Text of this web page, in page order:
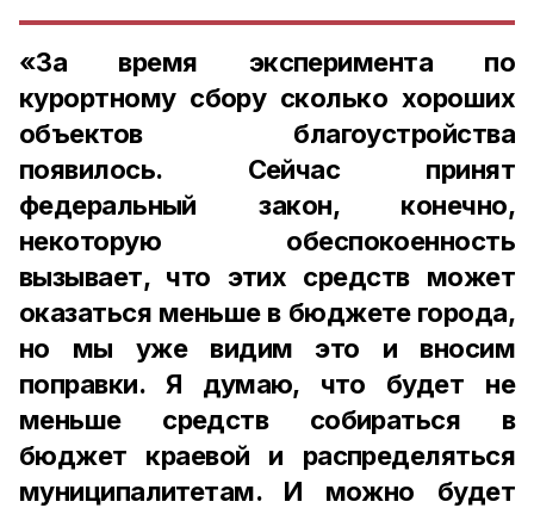
«За время эксперимента по
курортному сбору сколько хороших
объектов благоустройства
появилось. Сейчас принят
федеральный закон, конечно,
некоторую обеспокоенность
вызывает, что этих средств может
оказаться меньше в бюджете города,
но мы уже видим это и вносим
поправки. Я думаю, что будет не
меньше средств собираться в
бюджет краевой и распределяться
муниципалитетам. И можно будет